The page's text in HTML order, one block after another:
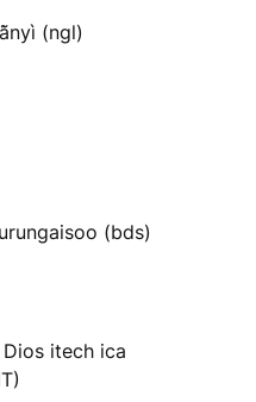
(ngl)
(bds)
itech ica